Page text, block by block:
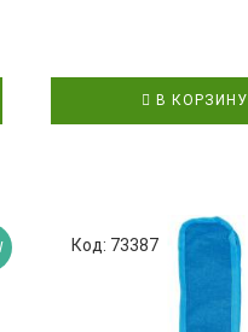
В КОРЗИНУ
Код: 73387